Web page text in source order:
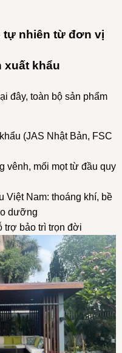
tự nhiên từ đơn vị
xuất khẩu
đây, toàn bộ sản phẩm
(JAS Nhật Bản, FSC
vênh, mối mọt từ đầu quy
Việt Nam: thoáng khí, bề
dưỡng
trợ bảo trì trọn đời